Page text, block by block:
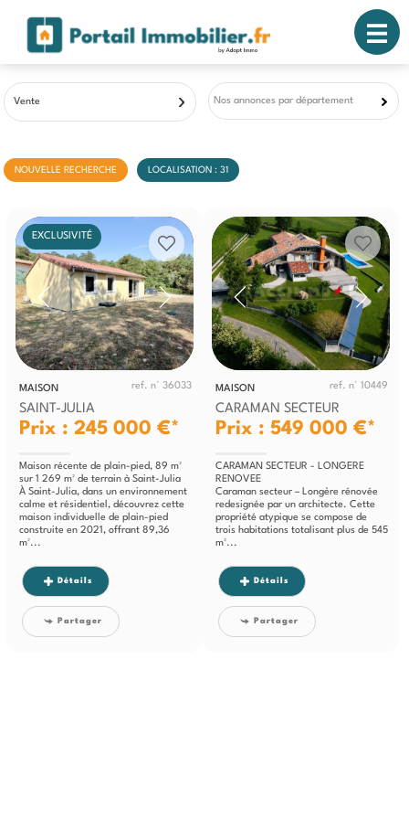
Vente Nos annonces par département
NOUVELLE RECHERCHE LOCALISATION : 31
EXCLUSIVITÉ
MAISON ref. n° 36033
SAINT-JULIA
Prix : 245 000 €*
Maison récente de plain-pied, 89 m²
sur 1 269 m² de terrain à Saint-Julia
À Saint-Julia, dans un environnement
calme et résidentiel, découvrez cette
maison individuelle de plain-pied
construite en 2021, offrant 89,36
m²...
Détails
Partager
MAISON ref. n° 10449
CARAMAN SECTEUR
Prix : 549 000 €*
CARAMAN SECTEUR - LONGERE
RENOVEE
Caraman secteur – Longère rénovée
redesignée par un architecte. Cette
propriété atypique se compose de
trois habitations totalisant plus de 545
m²...
Détails
Partager